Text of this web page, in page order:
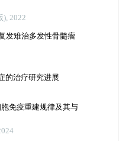
), 2022
发难治多发性骨髓瘤
的治疗研究进展
免疫重建规律及其与